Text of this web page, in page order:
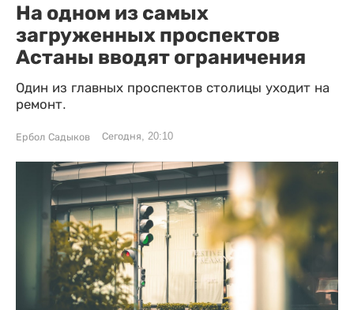
На одном из самых
загруженных проспектов
Астаны вводят ограничения
Один из главных проспектов столицы уходит на
ремонт.
Ербол Садыков Сегодня, 20:10